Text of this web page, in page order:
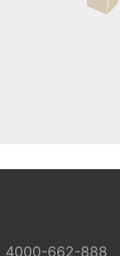
4000-662-888